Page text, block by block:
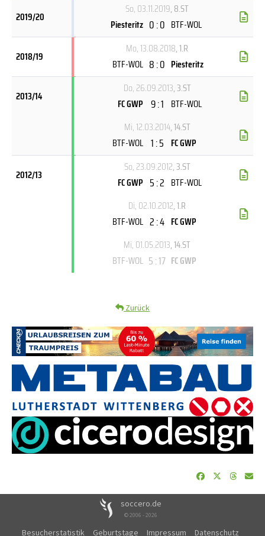
2019/20
So, 03.11.2019, 8.ST
Piesteritz 0 : 0 BTF-WOL
2018/19
Mo, 13.08.2018, 1.R
BTF-WOL 8 : 0 Piesteritz
2013/14
Do, 26.09.2013, 3.ST
FC GWP 9 : 1 BTF-WOL
Mi, 12.03.2014, 14.ST
BTF-WOL 1 : 5 FC GWP
2012/13
So, 23.09.2012, 3.ST
FC GWP 5 : 2 BTF-WOL
Di, 02.10.2012, 1.R
BTF-WOL 2 : 4 FC GWP
Mi, 01.05.2013, 14.ST
BTF-WOL 5 : 17 FC GWP
Zurück
soccero.de
© 2006 - 2026
Besucherstatistik Geburtstage Impressum Datenschutz